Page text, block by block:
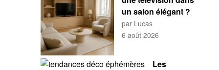
un salon élégant ?
par Lucas
6 août 2026
Les